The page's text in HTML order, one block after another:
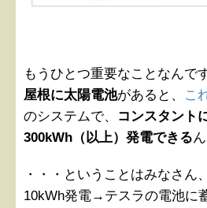
もうひとつ重要なことなんで
屋根に太陽電池があると、 こ
のシステムで、
コンスタント
300kWh（以上）発電できる
・・・ということはみなさん
10kWh発電→テスラの電池に